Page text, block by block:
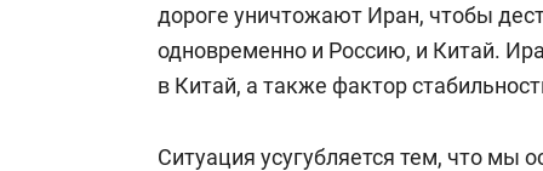
дороге уничтожают Иран, чтобы
одновременно и Россию, и Китай.
в Китай, а также фактор
Ситуация усугубляется тем, что мы